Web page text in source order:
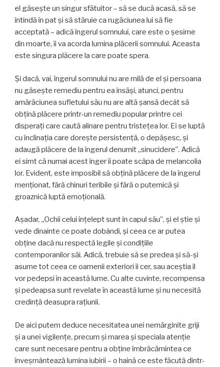
el găseşte un singur sfătuitor – să se ducă acasă, să se
întindă în pat şi să stăruie ca rugăciunea lui să fie
acceptată – adică îngerul somnului, care este o şesime
din moarte, îi va acorda lumina plăcerii somnului. Aceasta
este singura plăcere la care poate spera.
Şi dacă, vai, îngerul somnului nu are milă de el şi persoana
nu găseşte remediu pentru ea însăşi, atunci, pentru
amărăciunea sufletului său nu are altă şansă decât să
obţină plăcere printr-un remediu popular printre cei
disperaţi care caută alinare pentru tristeţea lor. Ei se luptă
cu înclinaţia care doreşte persistenţă, o depăşesc, şi
adaugă plăcere de la îngerul denumit „sinucidere”. Adică
ei simt că numai acest înger îi poate scăpa de melancolia
lor. Evident, este imposibil să obţină plăcere de la îngerul
menţionat, fără chinuri teribile şi fără o puternică şi
groaznică luptă emoţională.
Aşadar, „Ochii celui înţelept sunt în capul său”, şi el ştie şi
vede dinainte ce poate dobândi, şi ceea ce ar putea
obţine dacă nu respectă legile şi condiţiile
contemporanilor săi. Adică, trebuie să se predea şi să-şi
asume tot ceea ce oamenii exteriori îi cer, sau aceştia îl
vor pedepsi în această lume. Cu alte cuvinte, recompensa
şi pedeapsa sunt revelate în această lume şi nu necesită
credinţă deasupra raţiunii.
De aici putem deduce necesitatea unei nemărginite griji
şi a unei vigilenţe, precum şi marea şi speciala atenţie
care sunt necesare pentru a obţine îmbrăcămintea ce
înveşmântează lumina iubirii – o haină ce este făcută dintr-